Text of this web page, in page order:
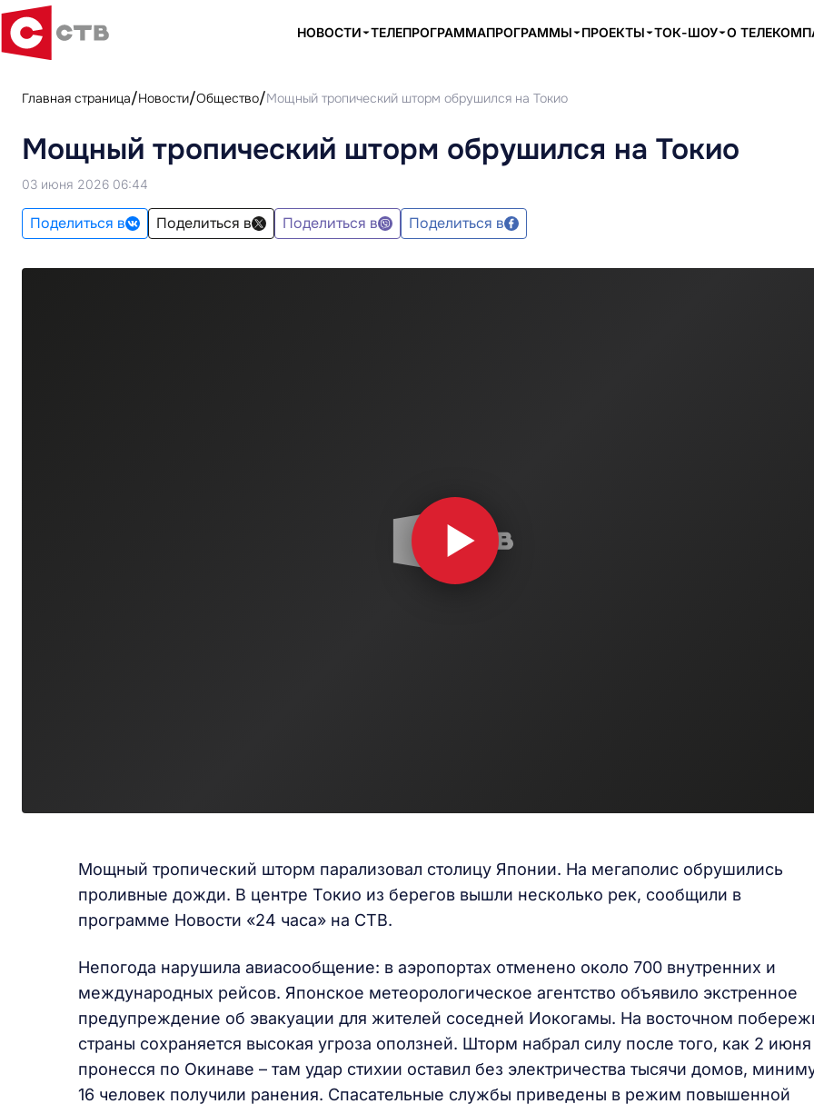
НОВОСТИ ТЕЛЕПРОГРАММАПРОГРАММЫ ПРОЕКТЫ ТОК-ШОУ О
Главная страница Новости Общество Мощный тропический шторм обрушился на Токио
Мощный тропический шторм обрушился на Токио
03 июня 2026 06:44
Поделиться в Поделиться в Поделиться в Поделиться в
Мощный тропический шторм парализовал столицу Японии. На мегаполис обрушились
проливные дожди. В центре Токио из берегов вышли несколько рек, сообщили в
программе Новости «24 часа» на СТВ.
Непогода нарушила авиасообщение: в аэропортах отменено около 700 внутренних и
международных рейсов. Японское метеорологическое агентство объявило экстренное
предупреждение об эвакуации для жителей соседней Иокогамы. На восточном
страны сохраняется высокая угроза оползней. Шторм набрал силу после того, как 2 июня
пронесся по Окинаве – там удар стихии оставил без электричества тысячи домов,
16 человек получили ранения. Спасательные службы приведены в режим повышенной